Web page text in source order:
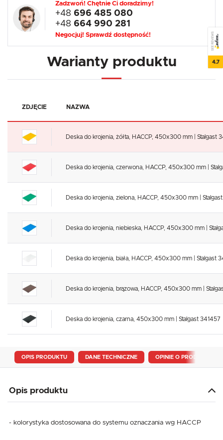
Zadzwoń! Chętnie Ci doradzimy!
+48 696 485 080
+48 664 990 281
Negocjuj! Sprawdź dostępność!
Warianty produktu
ZDJĘCIE NAZWA
Deska do krojenia, żółta, HACCP, 450x300 mm | Stalgast
Deska do krojenia, czerwona, HACCP, 450x300 mm |
Deska do krojenia, zielona, HACCP, 450x300 mm |
Deska do krojenia, niebieska, HACCP, 450x300 mm |
Deska do krojenia, biała, HACCP, 450x300 mm | Stalgast
Deska do krojenia, brązowa, HACCP, 450x300 mm |
Deska do krojenia, czarna, 450x300 mm | Stalgast 341457
OPIS PRODUKTU DANE TECHNICZNE OPINIE O PRODUKCIE
Opis produktu
- kolorystyka dostosowana do systemu oznaczania wg HACCP
SEE REVIEWS
4.7